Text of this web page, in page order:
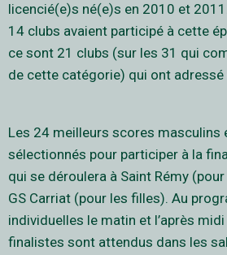
licencié(e)s né(e)s en 2010 et
14 clubs avaient participé à cette
ce sont 21 clubs (sur les 31 qui
de cette catégorie) qui ont
Les 24 meilleurs scores masculins
sélectionnés pour participer à la
qui se déroulera à Saint Rémy
GS Carriat (pour les filles). Au
individuelles le matin et l’après
finalistes sont attendus dans les